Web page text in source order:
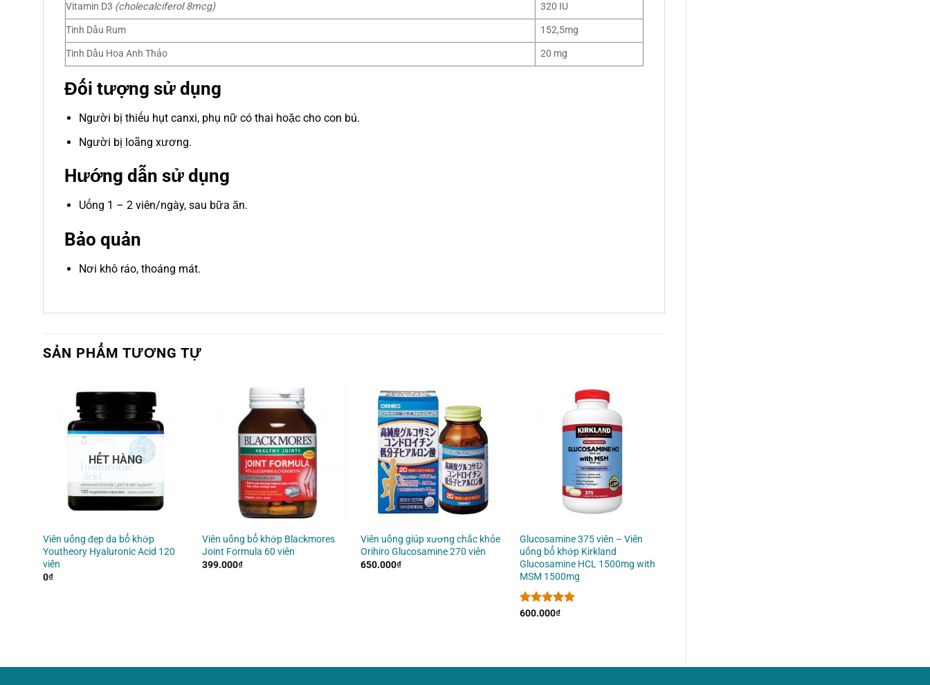
Vitamin D3 (cholecalciferol 8mcg)
320 IU
Tinh Dầu Rum
152,5mg
Tinh Dầu Hoa Anh Thảo
20 mg
Đối tượng sử dụng
Người bị thiếu hụt canxi, phụ nữ có thai hoặc cho con bú.
Người bị loãng xương.
Hướng dẫn sử dụng
Uống 1 – 2 viên/ngày, sau bữa ăn.
Bảo quản
Nơi khô ráo, thoáng mát.
SẢN PHẨM TƯƠNG TỰ
HẾT HÀNG
Viên uống đẹp da bổ khớp
Youtheory Hyaluronic Acid 120
viên
0₫
Viên uống bổ khớp Blackmores
Joint Formula 60 viên
399.000₫
Viên uống giúp xương chắc khỏe
Orihiro Glucosamine 270 viên
650.000₫
Glucosamine 375 viên – Viên
uống bổ khớp Kirkland
Glucosamine HCL 1500mg with
MSM 1500mg
Được xếp
600.000₫